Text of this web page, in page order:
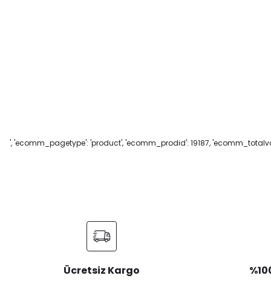
', 'ecomm_pagetype': 'product', 'ecomm_prodid': 19187,
Ücretsiz Kargo